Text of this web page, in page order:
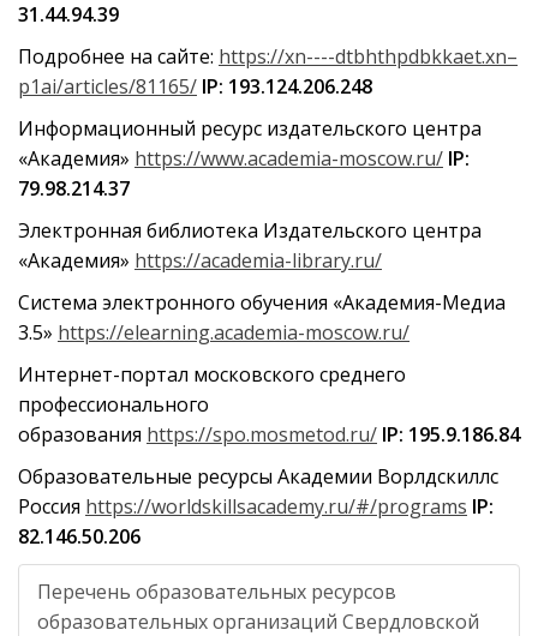
31.44.94.39
Подробнее на сайте: https://xn----dtbhthpdbkkaet.xn–
p1ai/articles/81165/ IP: 193.124.206.248
Информационный ресурс издательского центра
«Академия» https://www.academia-moscow.ru/ IP:
79.98.214.37
Электронная библиотека Издательского центра
«Академия» https://academia-library.ru/
Система электронного обучения «Академия-Медиа
3.5» https://elearning.academia-moscow.ru/
Интернет-портал московского среднего
профессионального
образования https://spo.mosmetod.ru/ IP: 195.9.186.84
Образовательные ресурсы Академии Ворлдскиллс
Россия https://worldskillsacademy.ru/#/programs IP:
82.146.50.206
Перечень образовательных ресурсов
образовательных организаций Свердловской